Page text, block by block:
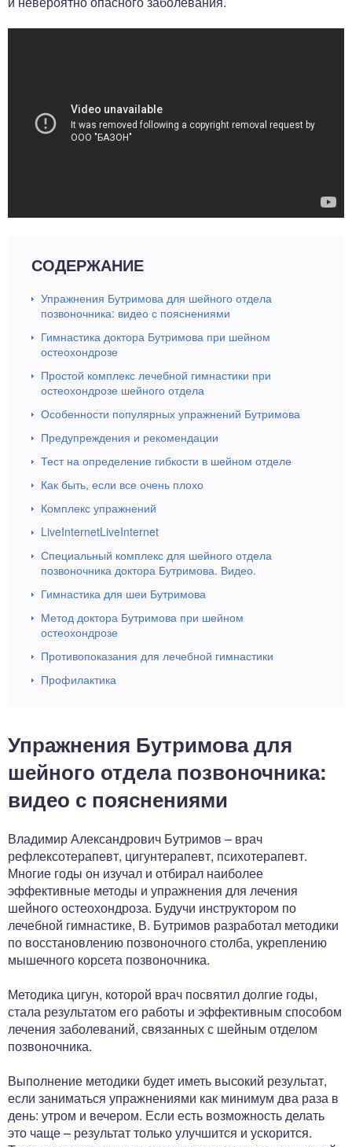
СОДЕРЖАНИЕ
Упражнения Бутримова для шейного отдела
позвоночника: видео с пояснениями
Гимнастика доктора Бутримова при шейном
остеохондрозе
Простой комплекс лечебной гимнастики при
остеохондрозе шейного отдела
Особенности популярных упражнений Бутримова
Предупреждения и рекомендации
Тест на определение гибкости в шейном отделе
Как быть, если все очень плохо
Комплекс упражнений
LiveInternetLiveInternet
Специальный комплекс для шейного отдела
позвоночника доктора Бутримова. Видео.
Гимнастика для шеи Бутримова
Метод доктора Бутримова при шейном
остеохондрозе
Противопоказания для лечебной гимнастики
Профилактика
Упражнения Бутримова для
шейного отдела позвоночника:
видео с пояснениями
Владимир Александрович Бутримов – врач
рефлексотерапевт, цигунтерапевт, психотерапевт.
Многие годы он изучал и отбирал наиболее
эффективные методы и упражнения для лечения
шейного остеохондроза. Будучи инструктором по
лечебной гимнастике, В. Бутримов разработал методики
по восстановлению позвоночного столба, укреплению
мышечного корсета позвоночника.
Методика цигун, которой врач посвятил долгие годы,
стала результатом его работы и эффективным способом
лечения заболеваний, связанных с шейным отделом
позвоночника.
Выполнение методики будет иметь высокий результат,
если заниматься упражнениями как минимум два раза в
день: утром и вечером. Если есть возможность делать
это чаще – результат только улучшится и ускорится.